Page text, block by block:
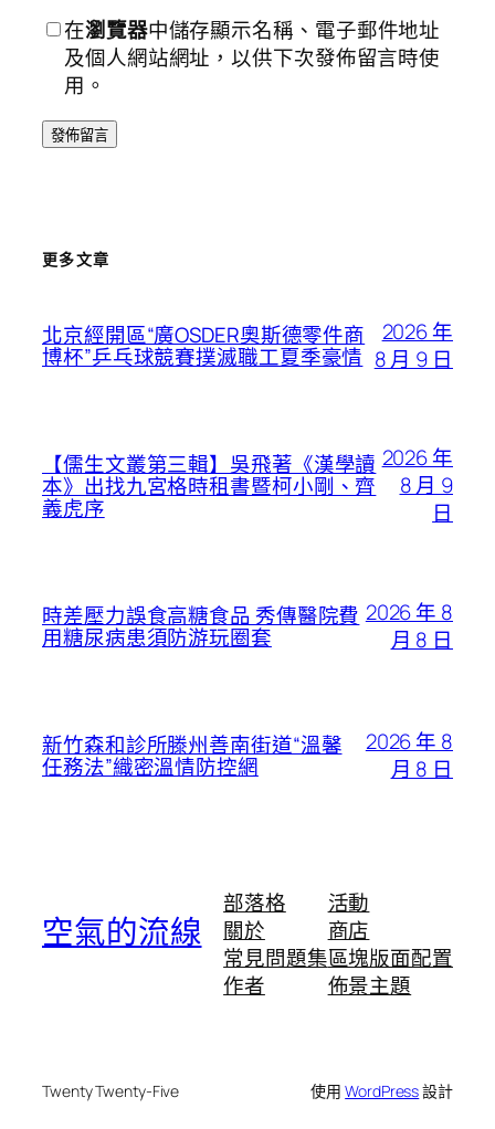
在瀏覽器中儲存顯示名稱、電子郵件地址
及個人網站網址，以供下次發佈留言時使
用。
更多文章
北京經開區“廣OSDER奧斯德零件商
博杯”乒乓球競賽撲滅職工夏季豪情
2026 年
8 月 9 日
【儒生文叢第三輯】吳飛著《漢學讀
本》出找九宮格時租書暨柯小剛、齊
義虎序
2026 年
8 月 9
日
時差壓力誤食高糖食品 秀傳醫院費
用糖尿病患須防游玩圈套
2026 年 8
月 8 日
新竹森和診所滕州善南街道“溫馨
任務法”織密溫情防控網
2026 年 8
月 8 日
空氣的流線
部落格
關於
常見問題集
作者
活動
商店
區塊版面配置
佈景主題
Twenty Twenty-Five 使用WordPress設計